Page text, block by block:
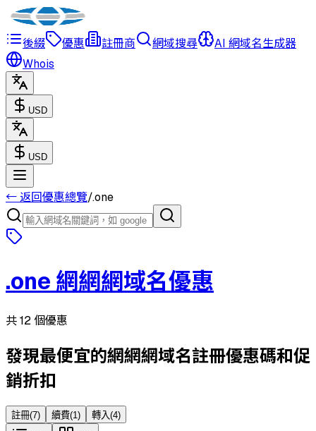
後綴 優惠 註冊商 網域搜尋
AI 網域名生成器
Whois
USD
USD
← 返回優惠總覽/.one
.one 網網網域名優惠
共 12 個優惠
發現最便宜的網網網域名註冊優惠碼和促
銷折扣
註冊(7) 續費(1) 轉入(4)